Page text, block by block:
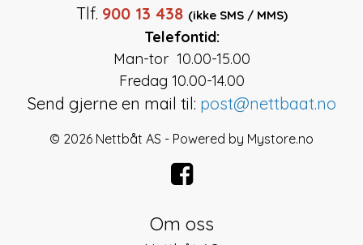
Tlf. 900 13 438 (ikke SMS / MMS)
Telefontid:
Man-tor 10.00-15.00
Fredag 10.00-14.00
Send gjerne en mail til: post@nettbaat.no
© 2026 Nettbåt AS - Powered by Mystore.no
Om oss